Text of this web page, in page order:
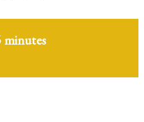
minutes